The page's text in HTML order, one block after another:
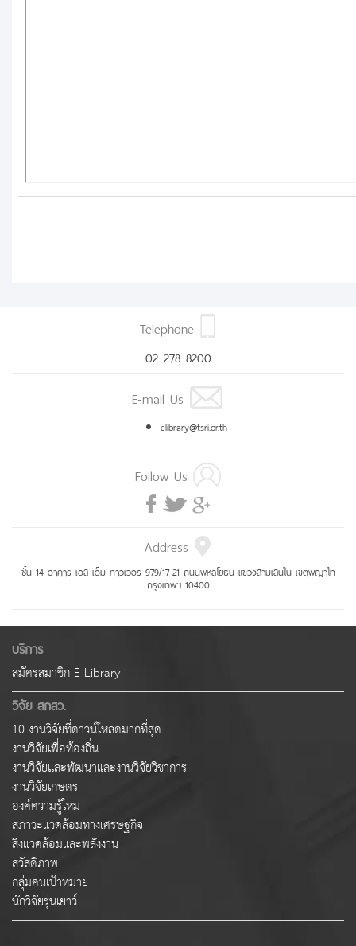
Telephone
02 278 8200
E-mail Us
elibrary@tsri.or.th
Follow Us
Address
ชั้น 14 อาคาร เอส เอ็ม ทาวเวอร์ 979/17-21 ถนนพหลโยธิน แขวงสามเสนใน เขตพญาไท
กรุงเทพฯ 10400
บริการ
สมัครสมาชิก E-Library
วิจัย สกสว.
10 งานวิจัยที่ดาวน์โหลดมากที่สุด
งานวิจัยเพื่อท้องถิ่น
งานวิจัยและพัฒนาและงานวิจัยวิชาการ
งานวิจัยเกษตร
องค์ความรู้ใหม่
สภาวะแวดล้อมทางเศรษฐกิจ
สิ่งแวดล้อมและพลังงาน
สวัสดิภาพ
กลุ่มคนเป้าหมาย
นักวิจัยรุ่นเยาว์